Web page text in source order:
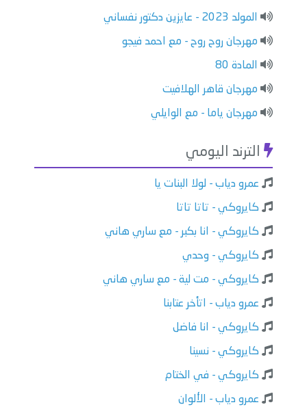
المولد 2023 - عايزين دكتور نفساني
مهرجان روح روح - مع احمد فيجو
المادة 80
مهرجان قاهر الهلافيت
مهرجان ياما - مع الوايلي
الترند اليومي
عمرو دياب - لولا البنات يا
كايروكي - تاتا تاتا
كايروكي - انا بكبر - مع ساري هاني
كايروكي - وحدي
كايروكي - مت لية - مع ساري هاني
عمرو دياب - اتأخر عتابنا
كايروكي - انا فاضل
كايروكي - نسينا
كايروكي - في الختام
عمرو دياب - الألوان